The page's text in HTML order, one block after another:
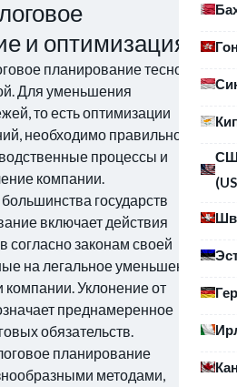
и оптимизация?
планирование тесно
Для уменьшения
то есть оптимизации
необходимо правильно
процессы и
компании.
государств
включает действия
согласно законам своей
на легальное уменьшение
компании. Уклонение от
преднамеренное
обязательств.
планирование
методами,